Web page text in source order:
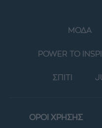
ΜΟΔΑ
POWER TO
ΣΠΙΤΙ
ΟΡΟΙ ΧΡΗΣΗΣ